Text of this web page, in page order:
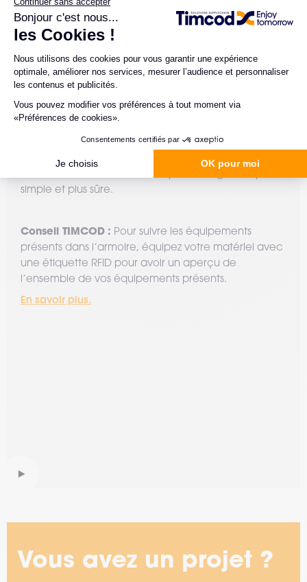
avez besoin. Une interface extranet dédiée vous
permet d’avoir une vision globale de vos
équipements.
Pour sécuriser l’accès aux compartiments, le
déverrouillage des racks se fait via une identification
avec carte ou directement via l’interface extranet
accessible sur la tablette fournie.
avec un système tout-en-un ! Désinfectez, rechargez
rapidement les équipements et affectez le matériel
mobile de vos collaborateurs pour une gestion plus
simple et plus sûre.
Conseil TIMCOD : Pour suivre les équipements
présents dans l’armoire, équipez votre matériel avec
une étiquette RFID pour avoir un aperçu de
l’ensemble de vos équipements présents.
En savoir plus.
Vous avez un projet ?